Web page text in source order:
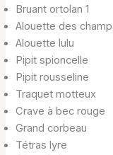
Bruant ortolan 1
Alouette des
Alouette lulu
Pipit spioncelle
Pipit rousseline
Traquet motteux
Crave à bec rouge
Grand corbeau
Tétras lyre